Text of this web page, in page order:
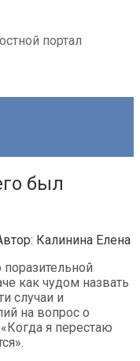
портал
был
Калинина Елена
как чудом назвать
случаи и
на вопрос о
я перестаю